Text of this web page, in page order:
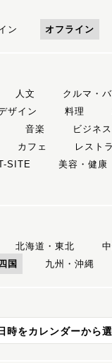
ン オフライン
人文
クルマ・
ザイン 料理
音楽
ビジネス
カフェ レスト
SITE 美容・健康
北海道・東北
国 九州・沖縄
時をカレンダーから